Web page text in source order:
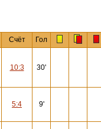
Счёт Гол
10:3 30'
5:4 9'